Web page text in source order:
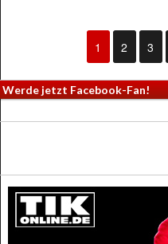
1 2 3
Werde jetzt Facebook-Fan!